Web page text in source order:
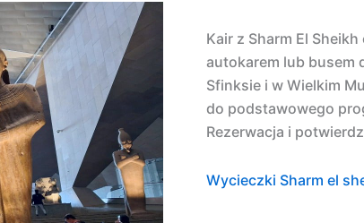
Kair z Sharm El
autokarem lub busem
Sfinksie i w Wielkim
do podstawowego
Rezerwacja i
Wycieczki Sharm el